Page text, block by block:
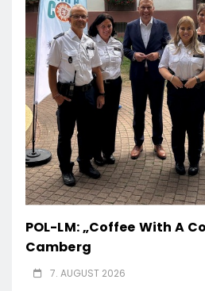
POL-LM: „Coffee With A
Camberg
7. AUGUST 2026